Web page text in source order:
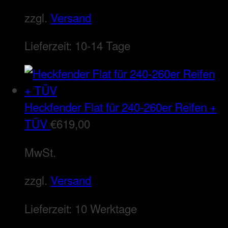
zzgl. Versand
Lieferzeit: 10-14 Tage
Heckfender Flat für 240-260er Reifen +
TÜV€619,00
MwSt.
zzgl. Versand
Lieferzeit: 10 Werktage